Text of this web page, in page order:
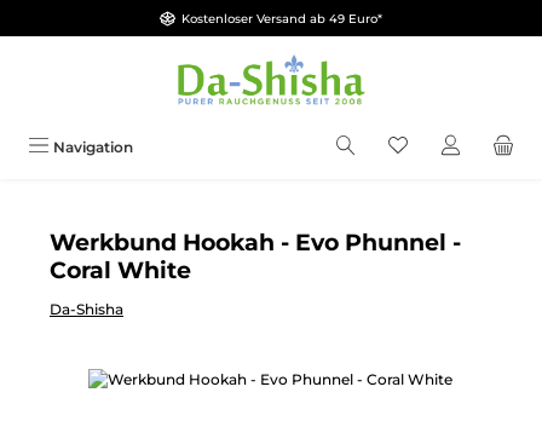
Zum Hauptinhalt springenKostenloser Versand ab 49 Euro*
Navigation Du hast 0
Werkbund Hookah - Evo Phunnel -
Coral White
Da-Shisha
Bildergalerie überspringen